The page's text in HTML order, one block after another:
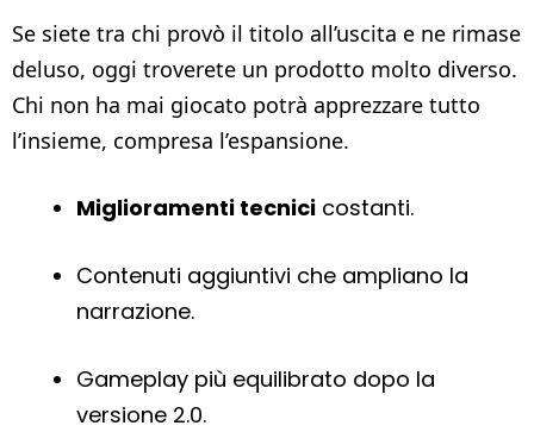
Se siete tra chi provò il titolo all’uscita e ne rimase
deluso, oggi troverete un prodotto molto diverso.
Chi non ha mai giocato potrà apprezzare tutto
l’insieme, compresa l’espansione.
Miglioramenti tecnici costanti.
Contenuti aggiuntivi che ampliano la
narrazione.
Gameplay più equilibrato dopo la
versione 2.0.